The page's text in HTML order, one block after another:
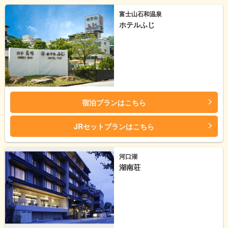
富士山石和温泉
ホテルふじ
宿泊プランはこちら
JRセットプランはこちら
河口湖
湖南荘